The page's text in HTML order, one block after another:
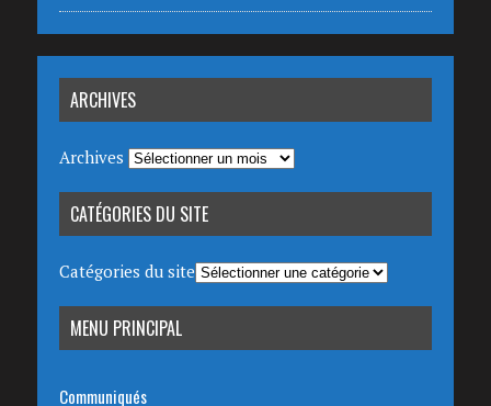
ARCHIVES
Archives
CATÉGORIES DU SITE
Catégories du site
MENU PRINCIPAL
Communiqués